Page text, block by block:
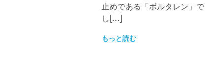
止めである「ボルタレン」で
し[…]
もっと読む